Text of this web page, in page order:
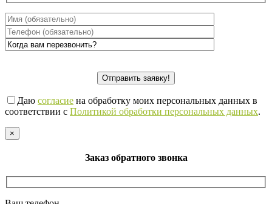
Даю согласие на обработку моих персональных данных в
соответствии с Политикой обработки персональных данных.
×
Заказ обратного звонка